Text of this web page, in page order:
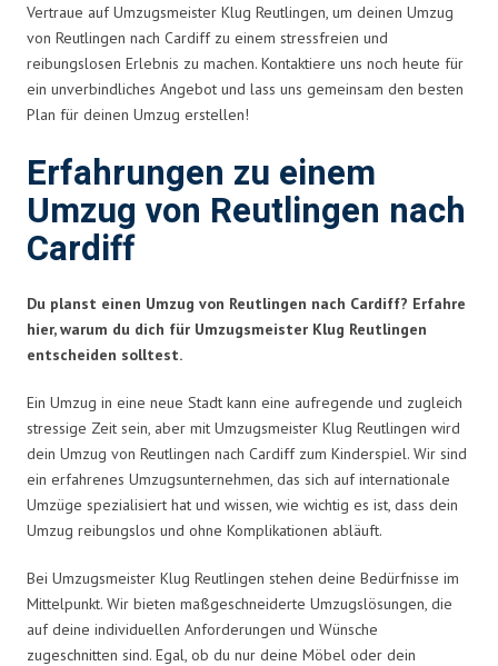
Vertraue auf Umzugsmeister Klug Reutlingen, um deinen Umzug
von Reutlingen nach Cardiff zu einem stressfreien und
reibungslosen Erlebnis zu machen. Kontaktiere uns noch heute für
ein unverbindliches Angebot und lass uns gemeinsam den besten
Plan für deinen Umzug erstellen!
Erfahrungen zu einem
Umzug von Reutlingen nach
Cardiff
Du planst einen Umzug von Reutlingen nach Cardiff? Erfahre
hier, warum du dich für Umzugsmeister Klug Reutlingen
entscheiden solltest.
Ein Umzug in eine neue Stadt kann eine aufregende und zugleich
stressige Zeit sein, aber mit Umzugsmeister Klug Reutlingen wird
dein Umzug von Reutlingen nach Cardiff zum Kinderspiel. Wir sind
ein erfahrenes Umzugsunternehmen, das sich auf internationale
Umzüge spezialisiert hat und wissen, wie wichtig es ist, dass dein
Umzug reibungslos und ohne Komplikationen abläuft.
Bei Umzugsmeister Klug Reutlingen stehen deine Bedürfnisse im
Mittelpunkt. Wir bieten maßgeschneiderte Umzugslösungen, die
auf deine individuellen Anforderungen und Wünsche
zugeschnitten sind. Egal, ob du nur deine Möbel oder dein